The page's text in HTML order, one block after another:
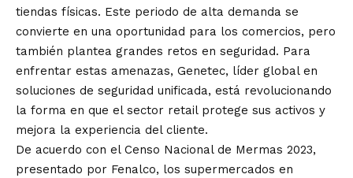
tiendas físicas. Este periodo de alta demanda se
convierte en una oportunidad para los comercios, pero
también plantea grandes retos en seguridad. Para
enfrentar estas amenazas, Genetec, líder global en
soluciones de seguridad unificada, está revolucionando
la forma en que el sector retail protege sus activos y
mejora la experiencia del cliente.
De acuerdo con el Censo Nacional de Mermas 2023,
presentado por Fenalco, los supermercados en